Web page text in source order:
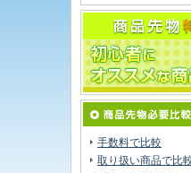
手数料で比較
取り扱い商品で比